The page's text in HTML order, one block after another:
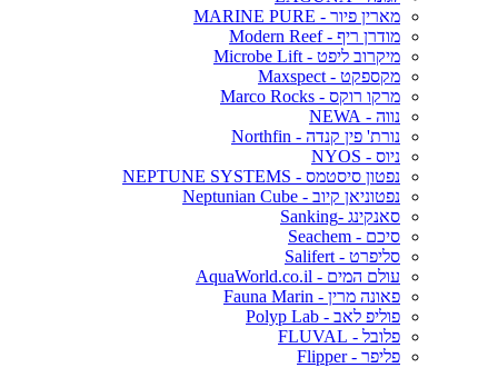
מארין פיור - MARINE PURE
מודרן ריף - Modern Reef
מיקרוב ליפט - Microbe Lift
מקספקט - Maxspect
מרקו רוקס - Marco Rocks
נווה - NEWA
נורת' פין קנדה - Northfin
ניוס - NYOS
נפטון סיסטמס - NEPTUNE SYSTEMS
נפטוניאן קיוב - Neptunian Cube
סאנקינג -Sanking
סיכם - Seachem
סליפרט - Salifert
עולם המים - AquaWorld.co.il
פאונה מרין - Fauna Marin
פוליפ לאב - Polyp Lab
פלובל - FLUVAL
פליפר - Flipper